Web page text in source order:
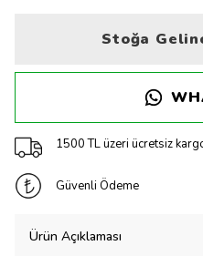
Stoğa
1500 TL üzeri ücretsiz
Güvenli Ödeme
Ürün Açıklaması